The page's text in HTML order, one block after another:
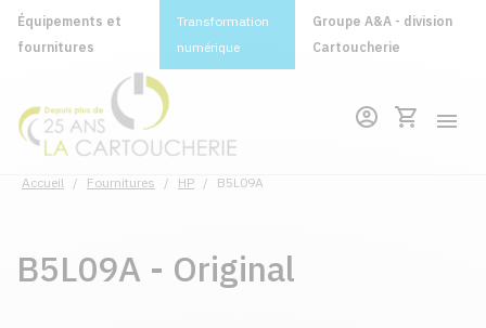
Équipements et
fournitures
Transformation
numérique
Groupe A&A - division
Cartoucherie
Accueil / Fournitures / HP / B5L09A
B5L09A - Original